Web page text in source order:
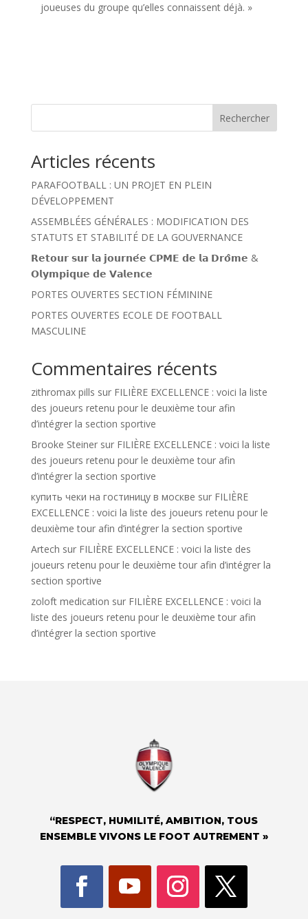
joueuses du groupe qu’elles connaissent déjà. »
Rechercher
Articles récents
PARAFOOTBALL : UN PROJET EN PLEIN
DÉVELOPPEMENT
ASSEMBLÉES GÉNÉRALES : MODIFICATION DES
STATUTS ET STABILITÉ DE LA GOUVERNANCE
𝗥𝗲𝘁𝗼𝘂𝗿 𝘀𝘂𝗿 𝗹𝗮 𝗷𝗼𝘂𝗿𝗻𝗲́𝗲 𝗖𝗣𝗠𝗘 𝗱𝗲 𝗹𝗮 𝗗𝗿𝗼̂𝗺𝗲 &
𝗢𝗹𝘆𝗺𝗽𝗶𝗾𝘂𝗲 𝗱𝗲 𝗩𝗮𝗹𝗲𝗻𝗰𝗲
PORTES OUVERTES SECTION FÉMININE
PORTES OUVERTES ECOLE DE FOOTBALL
MASCULINE
Commentaires récents
zithromax pills sur FILIÈRE EXCELLENCE : voici la liste
des joueurs retenu pour le deuxième tour afin
d’intégrer la section sportive
Brooke Steinersur FILIÈRE EXCELLENCE : voici la liste
des joueurs retenu pour le deuxième tour afin
d’intégrer la section sportive
купить чеки на гостиницу в москве sur FILIÈRE
EXCELLENCE : voici la liste des joueurs retenu pour le
deuxième tour afin d’intégrer la section sportive
Artech sur FILIÈRE EXCELLENCE : voici la liste des
joueurs retenu pour le deuxième tour afin d’intégrer la
section sportive
zoloft medication sur FILIÈRE EXCELLENCE : voici la
liste des joueurs retenu pour le deuxième tour afin
d’intégrer la section sportive
“RESPECT, HUMILITÉ, AMBITION, TOUS
ENSEMBLE VIVONS LE FOOT AUTREMENT »